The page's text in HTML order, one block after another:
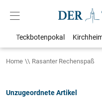
Teckbotenpokal
Home Rasanter Rechenspaß
Unzugeordnete Artikel